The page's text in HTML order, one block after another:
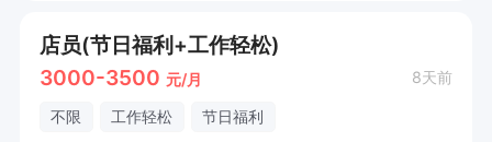
店员(节日福利+工作轻松)
3000-3500 元/月 8天前
不限 工作轻松 节日福利